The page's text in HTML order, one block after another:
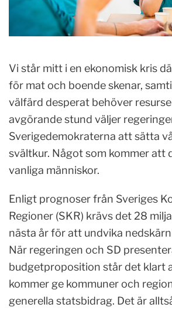
Vi står mitt i en ekonomisk kris
för mat och boende skenar,
välfärd desperat behöver
avgörande stund väljer
Sverigedemokraterna att sätta
svältkur. Något som kommer att
vanliga människor.
Enligt prognoser från Sveriges
Regioner (SKR) krävs det 28
nästa år för att undvika
När regeringen och SD
budgetproposition står det klart
kommer ge kommuner och
generella statsbidrag. Det är